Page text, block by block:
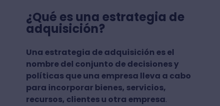
¿Qué es una estrategia de
adquisición?
Una estrategia de adquisición es el
nombre del conjunto de decisiones y
políticas que una empresa lleva a cabo
para incorporar bienes, servicios,
recursos, clientes u otra empresa.